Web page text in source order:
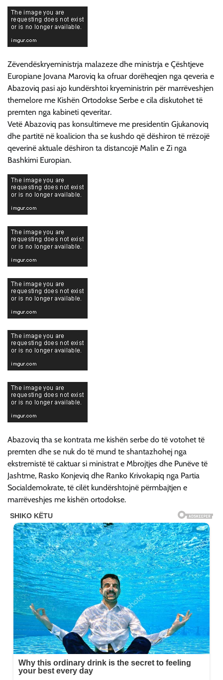
Zëvendëskryeministrja malazeze dhe ministrja e Çështjeve
Europiane Jovana Maroviq ka ofruar dorëheqjen nga qeveria e
Abazoviq pasi ajo kundërshtoi kryeministrin për marrëveshjen
themelore me Kishën Ortodokse Serbe e cila diskutohet të
premten nga kabineti qeveritar.
Vetë Abazoviq pas konsultimeve me presidentin Gjukanoviq
dhe partitë në koalicion tha se kushdo që dëshiron të rrëzojë
qeverinë aktuale dëshiron ta distancojë Malin e Zi nga
Bashkimi Europian.
Abazoviq tha se kontrata me kishën serbe do të votohet të
premten dhe se nuk do të mund te shantazhohej nga
ekstremistë të caktuar si ministrat e Mbrojtjes dhe Punëve të
Jashtme, Rasko Konjeviq dhe Ranko Krivokapiq nga Partia
Socialdemokrate, të cilët kundërshtojnë përmbajtjen e
marrëveshjes me kishën ortodokse.